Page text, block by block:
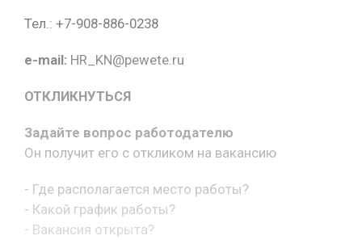
Тел.: +7-908-886-0238
e-mail: HR_KN@pewete.ru
ОТКЛИКНУТЬСЯ
Задайте вопрос работодателю
Он получит его с откликом на вакансию
- Где располагается место работы?
- Какой график работы?
- Вакансия открыта?